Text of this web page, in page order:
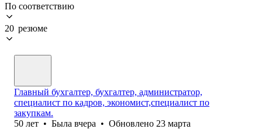
По соответствию
20 резюме
Главный бухгалтер, бухгалтер, администратор,
специалист по кадров, экономист,специалист по
закупкам.
50 лет • Была вчера • Обновлено 23 марта